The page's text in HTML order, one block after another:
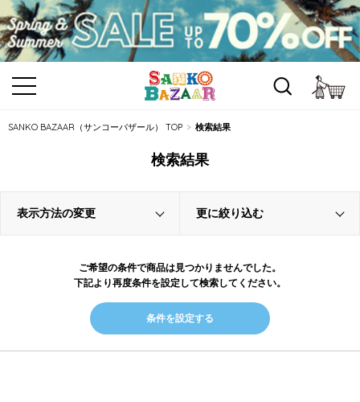
SANKO BAZAAR（サンコーバザール） TOP 検索結果
検索結果
表示方法の変更 更に絞り込む
ご希望の条件で商品は見つかりませんでした。
下記より再度条件を設定して検索してください。
条件を設定する